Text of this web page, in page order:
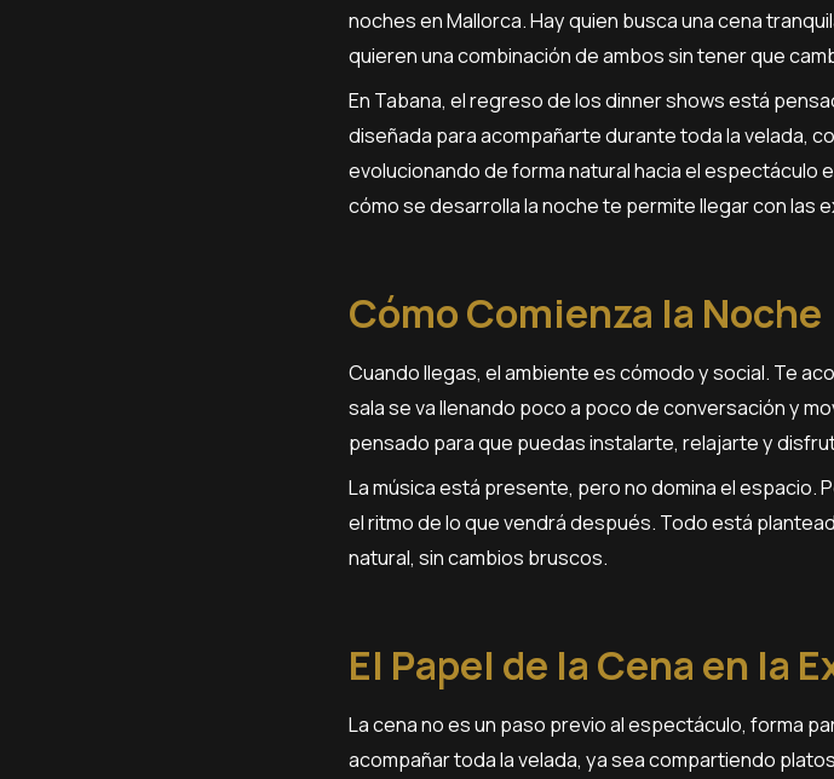
noches en Mallorca. Hay quien busca una cena
quieren una combinación de ambos sin tener que
En Tabana, el regreso de los dinner shows está
diseñada para acompañarte durante toda la velada,
evolucionando de forma natural hacia el espectáculo
cómo se desarrolla la noche te permite llegar con las
Cómo Comienza la Noche
Cuando llegas, el ambiente es cómodo y social. Te
sala se va llenando poco a poco de conversación y
pensado para que puedas instalarte, relajarte y
La música está presente, pero no domina el espacio.
el ritmo de lo que vendrá después. Todo está
natural, sin cambios bruscos.
El Papel de la Cena en la
La cena no es un paso previo al espectáculo, forma
acompañar toda la velada, ya sea compartiendo